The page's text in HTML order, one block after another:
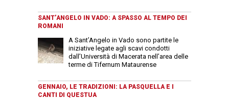
SANT’ANGELO IN VADO: A SPASSO AL TEMPO DEI
ROMANI
A Sant’Angelo in Vado sono partite le
iniziative legate agli scavi condotti
dall’Università di Macerata nell’area delle
terme di Tifernum Mataurense
GENNAIO, LE TRADIZIONI: LA PASQUELLA E I
CANTI DI QUESTUA